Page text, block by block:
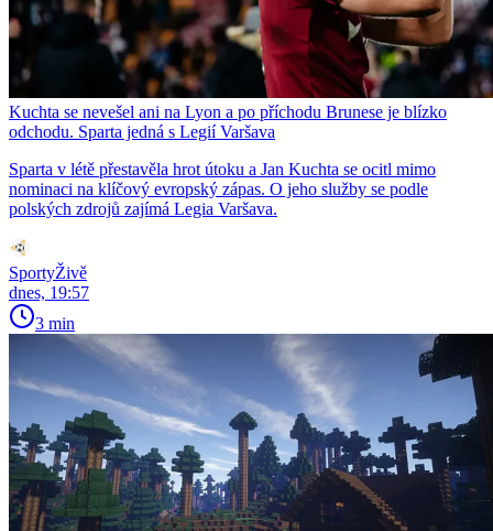
Kuchta se nevešel ani na Lyon a po příchodu Brunese je blízko
odchodu. Sparta jedná s Legií Varšava
Sparta v létě přestavěla hrot útoku a Jan Kuchta se ocitl mimo
nominaci na klíčový evropský zápas. O jeho služby se podle
polských zdrojů zajímá Legia Varšava.
SportyŽivě
dnes, 19:57
3 min